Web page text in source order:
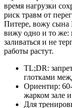
время нагрузки
риск травм от
Питере, вожу сына
вижу одно и то же:
заливаться и не
работы растут.
TL;DR:
глотками
Ориентир:
жарком зале
Для